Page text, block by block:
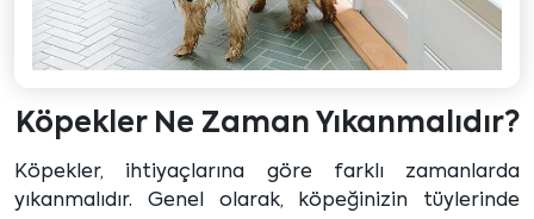
Köpekler Ne Zaman Yıkanmalıdır?
Köpekler, ihtiyaçlarına göre farklı zamanlarda
yıkanmalıdır. Genel olarak, köpeğinizin tüylerinde